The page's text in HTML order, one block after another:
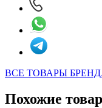
ВСЕ ТОВАРЫ
Похожие